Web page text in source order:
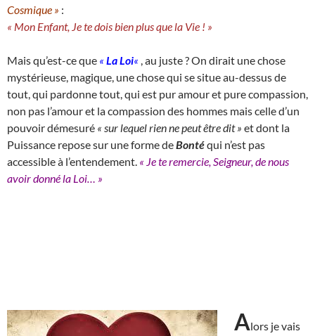
Cosmique » :
« Mon Enfant, Je te dois bien plus que la Vie ! »
Mais qu’est-ce que « La Loi« , au juste ? On dirait une chose
mystérieuse, magique, une chose qui se situe au-dessus de
tout, qui pardonne tout, qui est pur amour et pure compassion,
non pas l’amour et la compassion des hommes mais celle d’un
pouvoir démesuré « sur lequel rien ne peut être dit » et dont la
Puissance repose sur une forme deBontéqui n’est pas
accessible à l’entendement. « Je te remercie, Seigneur, de nous
avoir donné la Loi… »
Alors je vais